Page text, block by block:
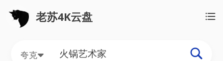
老苏4K云盘
夸克